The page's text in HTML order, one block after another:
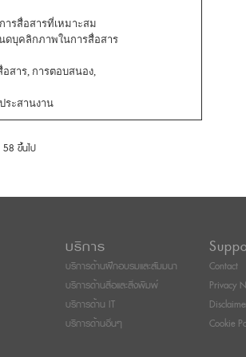
ารสื่อสารที่เหมาะสม
บุคลิกภาพในการสื่อสาร
สาร, การตอบสนอง,
ระสานงาน
58 ขึ้นไป
บริการ
บริการด้านฝึกอบรมและสัมมนา
บริการด้านสื่อและสิ่งพิมพ์
บริการด้าน IT
บริการด้านอื่นๆ
Contact
Privacy
Cookie